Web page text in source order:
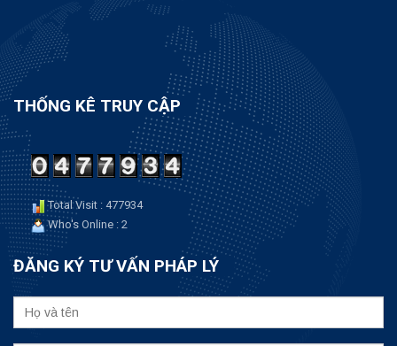
THỐNG KÊ TRUY CẬP
Total Visit : 477934
Who's Online : 2
ĐĂNG KÝ TƯ VẤN PHÁP LÝ